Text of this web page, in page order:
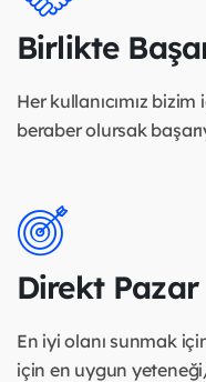
Birlikte
Her kullanıcımız
beraber olursak
Direkt Pazar
En iyi olanı sunmak
için en uygun